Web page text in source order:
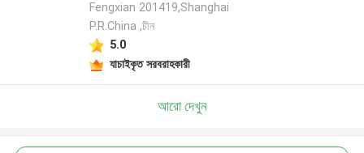
Fengxian 201419,Shanghai
P.R.China ,চীন
5.0
যাচাইকৃত সরবরাহকারী
আরো দেখুন